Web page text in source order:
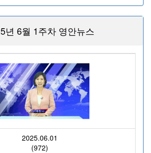
년 6월 1주차 영안뉴스
2025.06.01
(972)